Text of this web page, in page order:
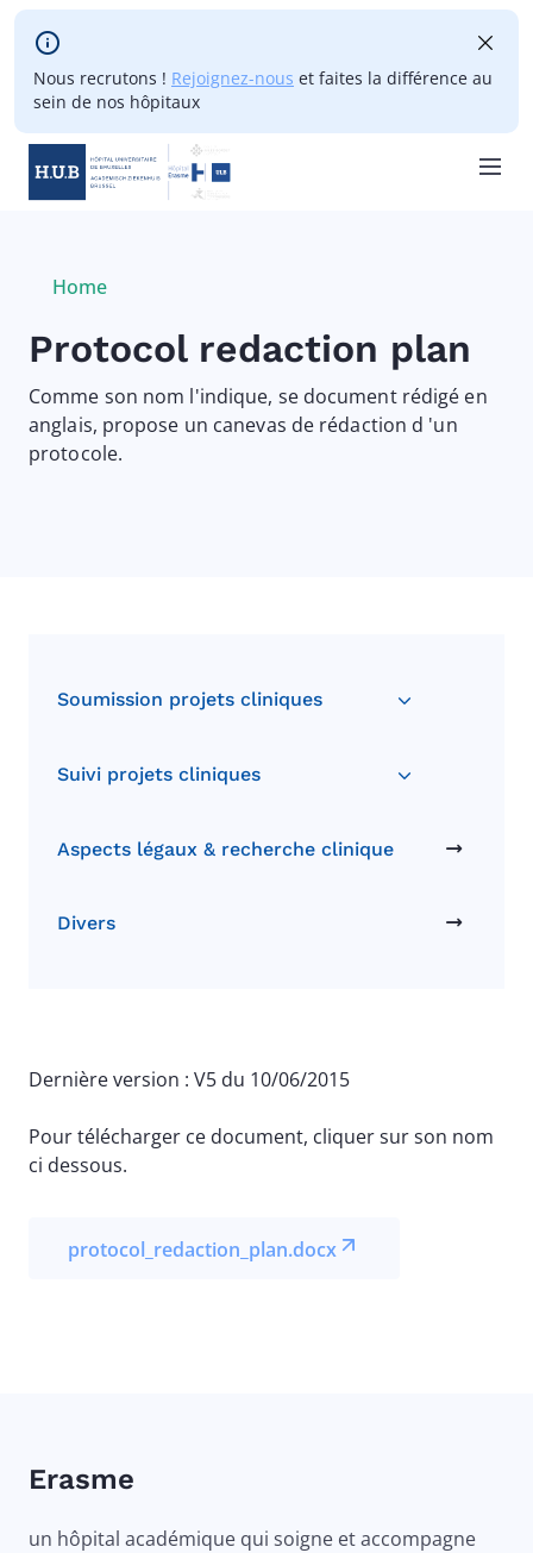
Skip to main content
Nous recrutons ! Rejoignez-nous et faites la différence au
sein de nos hôpitaux
Breadcrumb
Current:
Home
Protocol redaction plan
Comme son nom l'indique, se document rédigé en
anglais, propose un canevas de rédaction d 'un
protocole.
Soumission projets cliniques
Suivi projets cliniques
Aspects légaux & recherche clinique
Divers
Dernière version : V5 du 10/06/2015
Pour télécharger ce document, cliquer sur son nom
ci dessous.
protocol_redaction_plan.docx
Erasme
un hôpital académique qui soigne et accompagne